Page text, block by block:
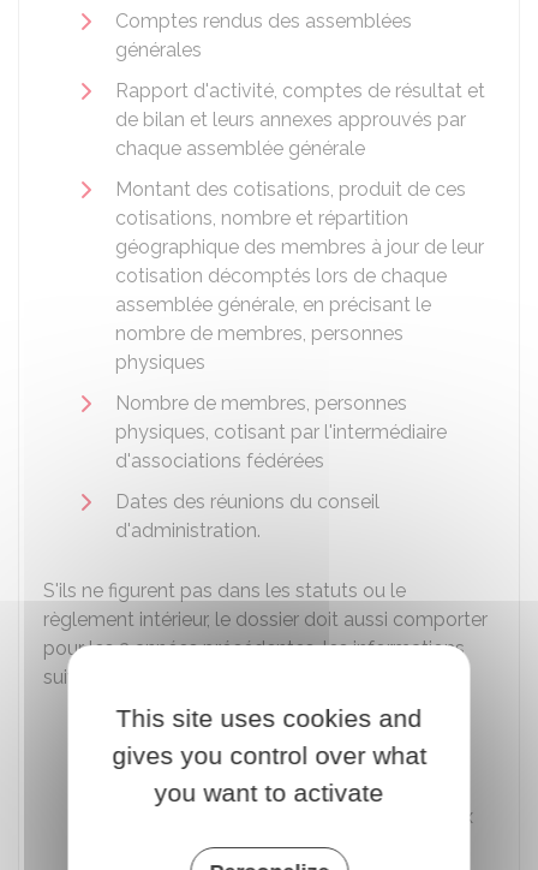
Comptes rendus des assemblées
générales
Rapport d'activité, comptes de résultat et
de bilan et leurs annexes approuvés par
chaque assemblée générale
Montant des cotisations, produit de ces
cotisations, nombre et répartition
géographique des membres à jour de leur
cotisation décomptés lors de chaque
assemblée générale, en précisant le
nombre de membres, personnes
physiques
Nombre de membres, personnes
physiques, cotisant par l'intermédiaire
d'associations fédérées
Dates des réunions du conseil
d'administration.
S'ils ne figurent pas dans les statuts ou le
règlement intérieur, le dossier doit aussi comporter
pour les 3 années précédentes, les informations
suivantes :
Conditions permettant l'accès aux
comptes de l'association par tous ses
membres
Délai de communication permettant aux
membres de prendre connaissance à
This site uses cookies and
gives you control over what
you want to activate